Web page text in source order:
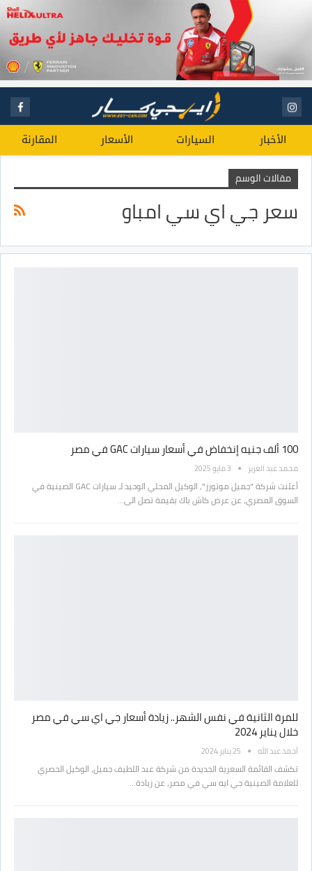
الأخبار السيارات الأسعار المقارنة
مقالات الوسم
سعر جي اي سي امباو
100 ألف جنيه إنخفاض في أسعار سيارات GAC في مصر
محمد عبد العزيز 3 مايو 2025
أعلنت شركة "جميل موتورز"، الوكيل المحلي الوحيد لـ سيارات GAC الصينية في
السوق المصري، عن عرض كاش باك بقيمة تصل الى…
للمرة الثانية في نفس الشهر.. زيادة أسعار جي اي سي في مصر
خلال يناير 2024
أحمد عبد الله 25 يناير 2024
تكشف القائمة السعرية الجديدة من شركة عبد اللطيف جميل، الوكيل الحصري
للعلامة الصينية جي ايه سي في مصر، عن زيادة…